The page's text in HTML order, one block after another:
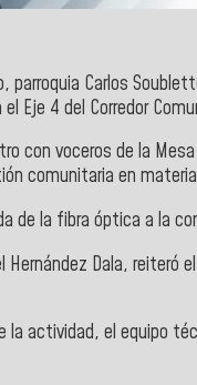
Carlos
Eje 4 del Corredor
con voceros de la
comunitaria en
de la fibra óptica a la
Dala,
actividad, el equipo